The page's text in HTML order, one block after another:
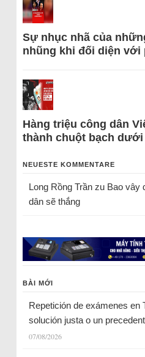
Sự nhục nhã của
nhũng khi đối diện với
Hàng triệu công dân
thành chuột bạch dưới
NEUESTE KOMMENTARE
Long Rồng Trầnzu Bao vây
dân sẽ thắng
BÀI MỚI
Repetición de exámenes en
solución justa o un
07/08/2026